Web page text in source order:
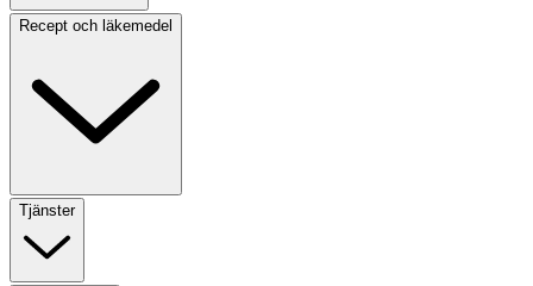
Recept och läkemedel
Tjänster